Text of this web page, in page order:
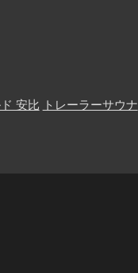
安比 トレーラーサウナ